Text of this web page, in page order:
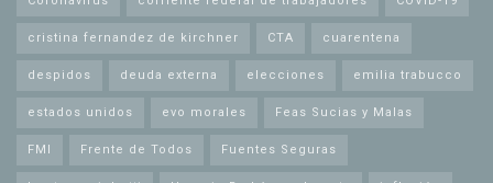
cristina fernandez de kirchner CTA cuarentena
despidos deuda externa elecciones emilia trabucco
estados unidos evo morales Feas Sucias y Malas
FMI Frente de Todos Fuentes Seguras